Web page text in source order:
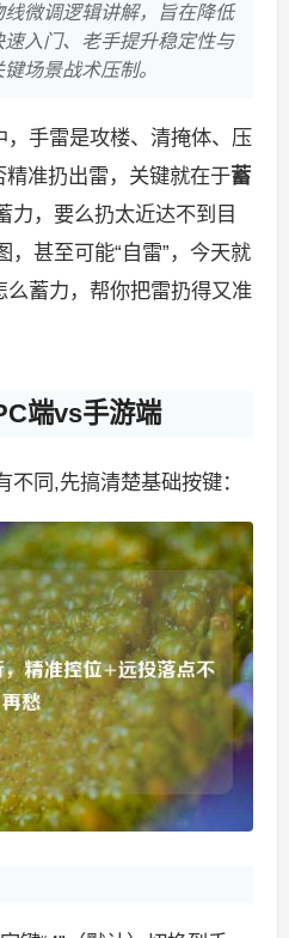
微调逻辑讲解，旨在降低
入门、老手提升稳定性与
场景战术压制。
，手雷是攻楼、清掩体、压
精准扔出雷，关键就在于蓄
，要么扔太近达不到目
，甚至可能“自雷”，今天就
么蓄力，帮你把雷扔得又准
端vs手游端
同,先搞清楚基础按键：